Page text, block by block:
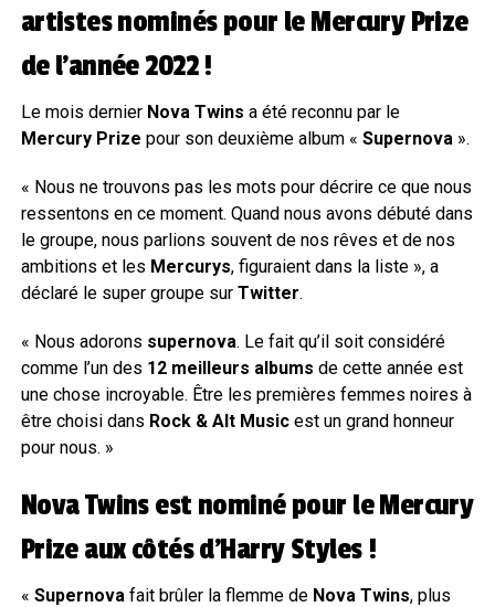
artistes nominés pour le Mercury Prize
de l’année 2022 !
Le mois dernierNova Twins a été reconnu par le
Mercury Prize pour son deuxième album « Supernova».
« Nous ne trouvons pas les mots pour décrire ce que nous
ressentons en ce moment. Quand nous avons débuté dans
le groupe, nous parlions souvent de nos rêves et de nos
ambitions et les Mercurys, figuraient dans la liste », a
déclaré le super groupe sur Twitter.
« Nous adorons supernova. Le fait qu’il soit considéré
comme l’un des 12 meilleurs albums de cette année est
une chose incroyable. Être les premières femmes noires à
être choisi dans Rock & Alt Musicest un grand honneur
pour nous. »
Nova Twins est nominé pour le Mercury
Prize aux côtés d’Harry Styles !
« Supernovafait brûler la flemme de Nova Twins, plus